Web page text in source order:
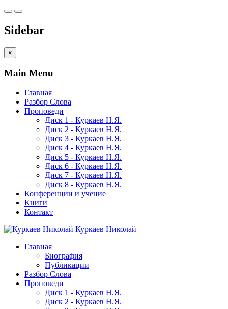
Sidebar
×
Main Menu
Главная
Разбор Слова
Проповеди
Диск 1 - Куркаев Н.Я.
Диск 2 - Куркаев Н.Я.
Диск 3 - Куркаев Н.Я.
Диск 4 - Куркаев Н.Я.
Диск 5 - Куркаев Н.Я.
Диск 6 - Куркаев Н.Я.
Диск 7 - Куркаев Н.Я.
Диск 8 - Куркаев Н.Я.
Конференции и учение
Книги
Контакт
Куркаев Николай
Главная
Биография
Публикации
Разбор Слова
Проповеди
Диск 1 - Куркаев Н.Я.
Диск 2 - Куркаев Н.Я.